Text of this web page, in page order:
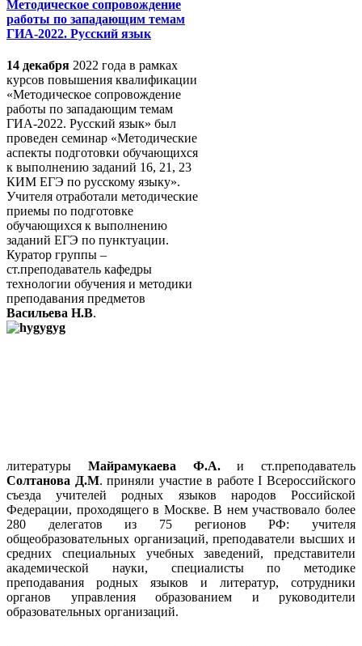
Методическое сопровождение
работы по западающим темам
ГИА-2022. Русский язык
14 декабря 2022 года в рамках
курсов повышения квалификации
«Методическое сопровождение
работы по западающим темам
ГИА-2022. Русский язык» был
проведен семинар «Методические
аспекты подготовки обучающихся
к выполнению заданий 16, 21, 23
КИМ ЕГЭ по русскому языку».
Учителя отработали методические
приемы по подготовке
обучающихся к выполнению
заданий ЕГЭ по пунктуации.
Куратор группы –
ст.преподаватель кафедры
технологии обучения и методики
преподавания предметов
Васильева Н.В.
литературы Майрамукаева Ф.А.и ст.преподаватель
Солтанова Д.М. приняли участие в работе I Всероссийского
съезда учителей родных языков народов Российской
Федерации, проходящего в Москве. В нем участвовало более
280 делегатов из 75 регионов РФ: учителя
общеобразовательных организаций, преподаватели высших и
средних специальных учебных заведений, представители
академической науки, специалисты по методике
преподавания родных языков и литератур, сотрудники
органов управления образованием и руководители
образовательных организаций.